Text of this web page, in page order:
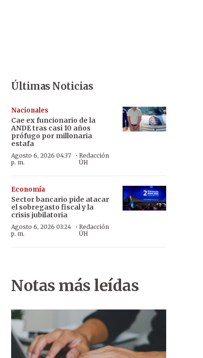
Últimas Noticias
Nacionales
Cae ex funcionario de la
ANDE tras casi 10 años
prófugo por millonaria
estafa
Agosto 6, 2026 04:37
p. m.
· Redacción
ÚH
Economía
Sector bancario pide atacar
el sobregasto fiscal y la
crisis jubilatoria
Agosto 6, 2026 03:24
p. m.
· Redacción
ÚH
Notas más leídas